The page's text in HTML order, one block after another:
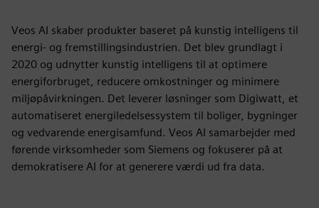
Veos AI skaber produkter baseret på kunstig intelligens til
energi- og fremstillingsindustrien. Det blev grundlagt i
2020 og udnytter kunstig intelligens til at optimere
energiforbruget, reducere omkostninger og minimere
miljøpåvirkningen. Det leverer løsninger som Digiwatt, et
automatiseret energiledelsessystem til boliger, bygninger
og vedvarende energisamfund. Veos AI samarbejder med
førende virksomheder som Siemens og fokuserer på at
demokratisere AI for at generere værdi ud fra data.